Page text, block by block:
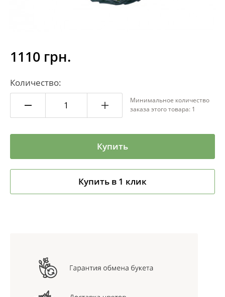
1110 грн.
Количество:
Минимальное количество
заказа этого товара: 1
Купить
Купить в 1 клик